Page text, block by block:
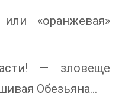
«оранжевая»
— зловеще
Обезьяна…